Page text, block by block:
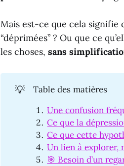
Mais est-ce que cela signifie
“déprimées” ? Ou que ce
les choses, sans
💡
Table des matières
Une confusion
Ce que la
Ce que cette
Un lien à explorer,
🎯 Besoin d’un